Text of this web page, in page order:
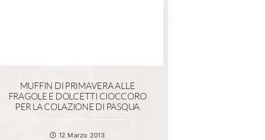
MUFFIN DI PRIMAVERA ALLE
FRAGOLE E DOLCETTI CIOCCORO
PER LA COLAZIONE DI PASQUA
12 Marzo 2013